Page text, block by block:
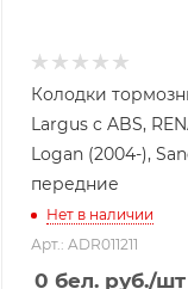
Колодки
Largus c ABS,
Logan (2004-),
передние
Нет в наличии
Арт.: ADR011211
0 бел. руб./шт